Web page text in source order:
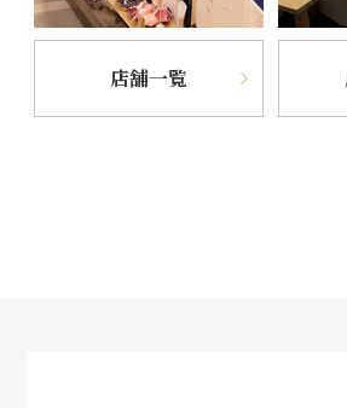
店舗一覧